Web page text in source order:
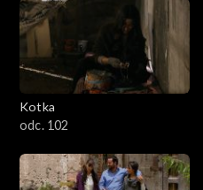
Kotka
odc. 102